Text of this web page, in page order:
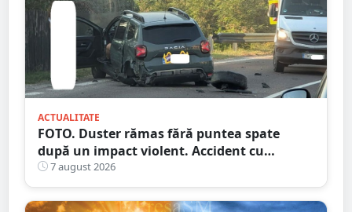
ACTUALITATE
FOTO. Duster rămas fără puntea spate
după un impact violent. Accident cu
implicarea unei mașini din Satu Mare
7 august 2026